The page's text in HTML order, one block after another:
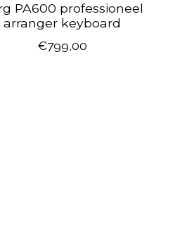
PA600 professioneel
arranger keyboard
€799,00